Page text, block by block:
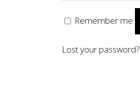
Remember me
Lost your password?